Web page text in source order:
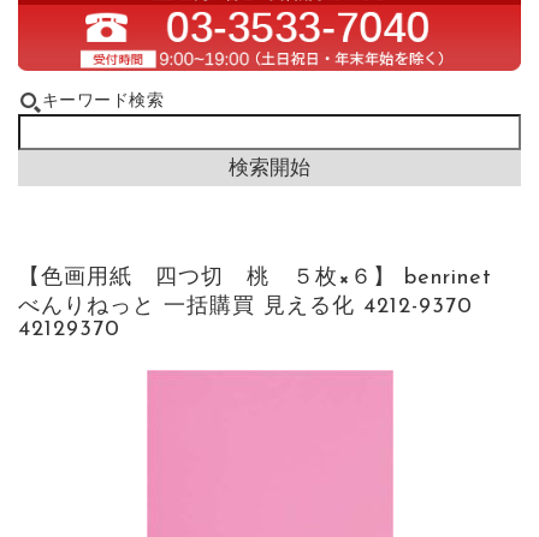
キーワード検索
【色画用紙 四つ切 桃 ５枚×６】 benrinet
べんりねっと 一括購買 見える化 4212-9370
42129370